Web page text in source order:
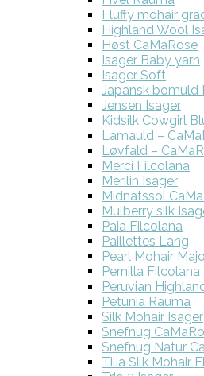
Fluffy mohair
Highland Wool
Høst CaMaRose
Isager Baby yarn
Isager Soft
Japansk bomuld
Jensen Isager
Kidsilk Cowgirl
Lamauld –
Løvfald –
Merci Filcolana
Merilin Isager
Midnatssol
Mulberry silk
Paia Filcolana
Paillettes Lang
Pearl Mohair
Pernilla Filcolana
Peruvian
Petunia Rauma
Silk Mohair Isager
Snefnug
Snefnug Natur
Tilia Silk Mohair